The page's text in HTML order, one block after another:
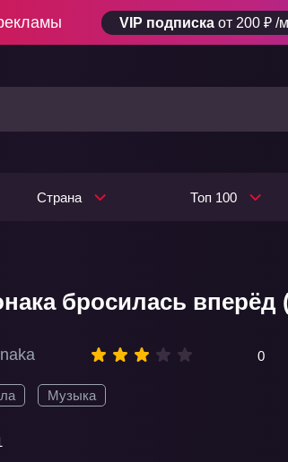
VIP подписка от 200 ₽ /
Страна Топ 100
бросилась вперёд
0
Музыка